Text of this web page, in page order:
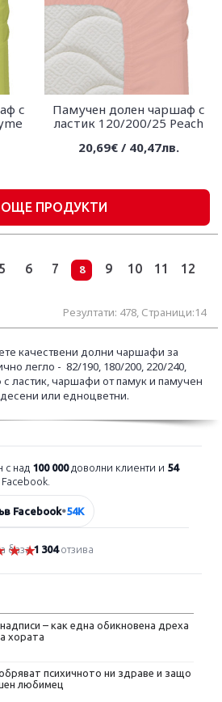
с
Памучен долен чаршаф с
ластик 120/200/25 Peach
20,69€ / 40,47лв.
ОЩЕ ПРОДУКТИ
5 6 7 8 9 10 11
12
Резултати: 478, Страници:14
качествени долни чаршафи за
легло - 82/190, 180/200, 220/240,
ластик, чаршафи от памук и памучен
или едноцветни.
с над 100 000доволни клиенти и 54
Facebook•54K
4.9 от 5
база1 304отзива
– как една обикновена дреха
хората
психичното ни здраве и защо
любимец